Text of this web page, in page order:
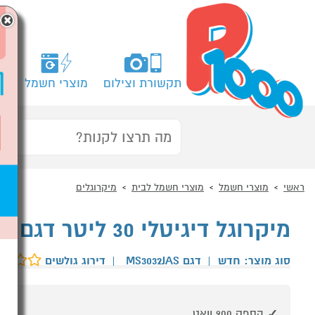
תקשורת וצילום מוצרי חשמל
ראשי מוצרי חשמל מוצרי חשמל לבית מיקרוגלים
מיקרוגל דיגיטלי 30 ליטר דגם MS3032JAS LG שחור
סוג מוצר: חדש | דגם MS3032JAS | דירוג גולשים
×